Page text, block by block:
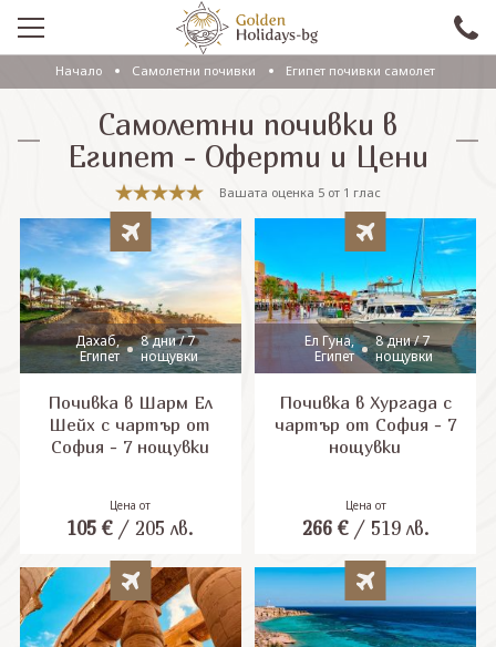
ПРОМО
EКСКУРЗИИ СЪС САМОЛЕТ
ЕКСКУРЗИИ С АВТОБУС
САМОЛЕТНИ ПОЧИВКИ
ПОЧИВКИ С АВТОБУС
ПРАЗНИЦИ
ЕКЗОТИКА
КРУИЗИ
СВЪРЖЕТЕ СЕ С НАС
Начало Самолетни почивки Египет почивки самолет
Самолетни почивки в
Египет - Оферти и Цени
Вашата оценка 5 от 1 глас
Дахаб,
Египет
8 дни / 7
нощувки
Почивка в Шарм Ел
Шейх с чартър от
София - 7 нощувки
Цена от
105 €/ 205 лв.
Ел Гуна,
Египет
8 дни / 7
нощувки
Почивка в Хургада с
чартър от София - 7
нощувки
Цена от
266 €/ 519 лв.